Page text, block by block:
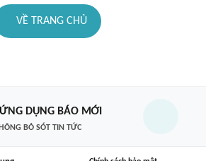
VỀ TRANG CHỦ
DỤNG BÁO MỚI
BỎ SÓT TIN TỨC